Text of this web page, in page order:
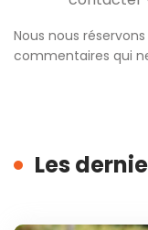
Nous nous
commentaires qui
Les